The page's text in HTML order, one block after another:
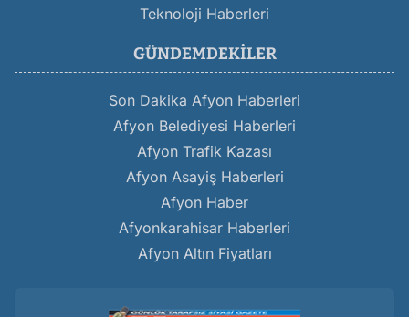
Teknoloji Haberleri
GÜNDEMDEKILER
Son Dakika Afyon Haberleri
Afyon Belediyesi Haberleri
Afyon Trafik Kazası
Afyon Asayiş Haberleri
Afyon Haber
Afyonkarahisar Haberleri
Afyon Altın Fiyatları